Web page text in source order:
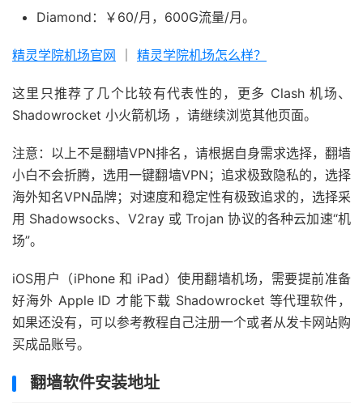
Diamond：￥60/月，600G流量/月。
精灵学院机场官网 精灵学院机场怎么样？
这里只推荐了几个比较有代表性的，更多 Clash 机场、
Shadowrocket 小火箭机场 ，请继续浏览其他页面。
注意：以上不是翻墙VPN排名，请根据自身需求选择，翻墙
小白不会折腾，选用一键翻墙VPN；追求极致隐私的，选择
海外知名VPN品牌；对速度和稳定性有极致追求的，选择采
用 Shadowsocks、V2ray 或 Trojan 协议的各种云加速“机
场”。
iOS用户（iPhone 和 iPad）使用翻墙机场，需要提前准备
好海外 Apple ID 才能下载 Shadowrocket 等代理软件，
如果还没有，可以参考教程自己注册一个或者从发卡网站购
买成品账号。
翻墙软件安装地址